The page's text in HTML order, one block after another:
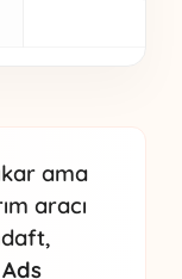
ama
aracı